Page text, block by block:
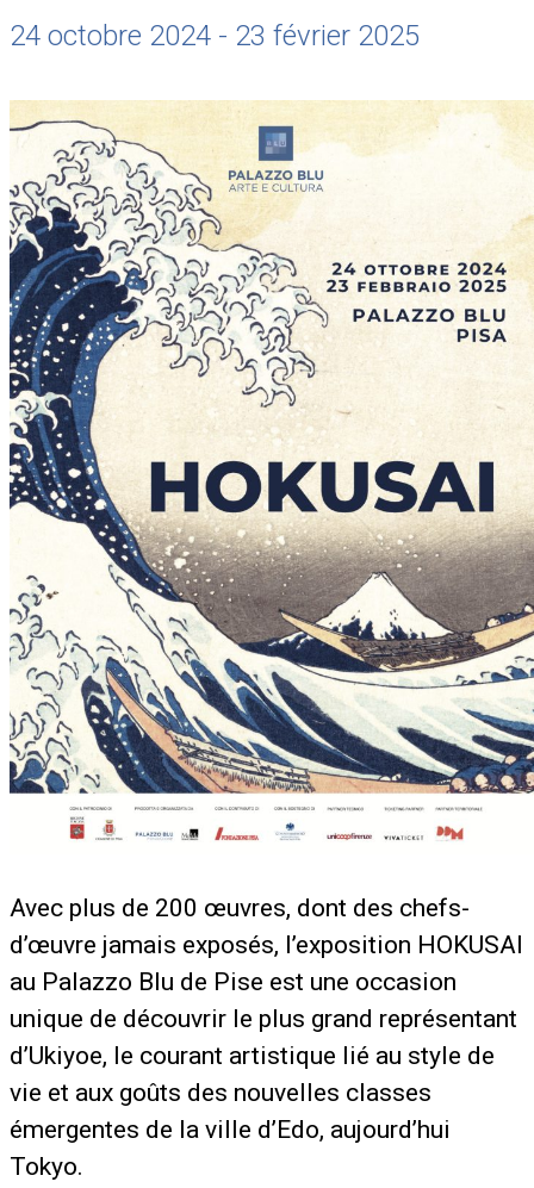
24 octobre 2024 - 23 février 2025
Avec plus de 200 œuvres, dont des chefs-
d’œuvre jamais exposés, l’exposition HOKUSAI
au Palazzo Blu de Pise est une occasion
unique de découvrir le plus grand représentant
d’Ukiyoe, le courant artistique lié au style de
vie et aux goûts des nouvelles classes
émergentes de la ville d’Edo, aujourd’hui
Tokyo.